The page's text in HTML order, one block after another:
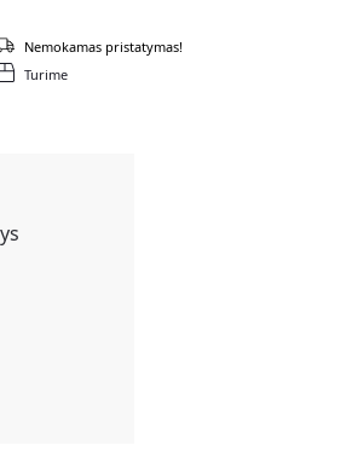
Turime
Nemokamas pristatymas!